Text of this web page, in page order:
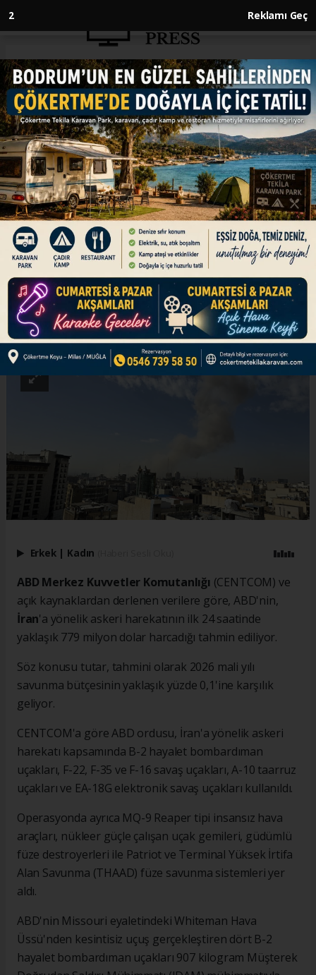
1 Reklamı Geç
Anasayfa DÜNYA
ABD'nin İran'a saldırısı, ilk
gününde tahmini 779 milyon
dolara mal oldu
DÜNYA
03.03.2026 - 13:17, Güncelleme: 03.03.2026 - 13:17
ABD ordusunun İran'a yönelik askeri harekatının
ilk 24 saatinde yaklaşık 779 milyon dolar
harcadığı hesaplandı.
ABONE OL
Erkek | Kadın
ABD Merkez Kuvvetler Komutanlığı (CENTCOM) ve
açık kaynaklardan derlenen verilere göre, ABD'nin,
İran'a yönelik askeri harekatının ilk 24 saatinde
yaklaşık 779 milyon dolar harcadığı tahmin ediliyor.
Söz konusu tutar, tahmini olarak 2026 mali yılı
savunma bütçesinin yaklaşık yüzde 0,1'ine karşılık
geliyor.
CENTCOM'a göre ABD ordusu, İran'a yönelik askeri
harekatı kapsamında B-2 hayalet bombardıman
uçakları, F-22, F-35 ve F-16 savaş uçakları, A-10 taarruz
uçakları ve EA-18G elektronik savaş uçakları kullanıldı.
Operasyonda ayrıca MQ-9 Reaper tipi insansız hava
araçları, nükleer güçle çalışan uçak gemileri, güdümlü
füze destroyerleri ile Patriot ve Terminal Yüksek İrtifa
Alan Savunma (THAAD) füze savunma sistemleri yer
aldı.
ABD'nin Missouri eyaletindeki Whiteman Hava
Üssü'nden kesintisiz uçuş gerçekleştiren dört B-2
hayalet bombardıman uçakları 907 kilogram Müşterek